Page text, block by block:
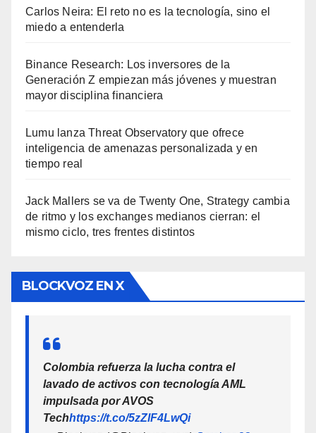
Carlos Neira: El reto no es la tecnología, sino el
miedo a entenderla
Binance Research: Los inversores de la
Generación Z empiezan más jóvenes y muestran
mayor disciplina financiera
Lumu lanza Threat Observatory que ofrece
inteligencia de amenazas personalizada y en
tiempo real
Jack Mallers se va de Twenty One, Strategy cambia
de ritmo y los exchanges medianos cierran: el
mismo ciclo, tres frentes distintos
BLOCKVOZ EN X
Colombia refuerza la lucha contra el
lavado de activos con tecnología AML
impulsada por AVOS
Techhttps://t.co/5zZlF4LwQi